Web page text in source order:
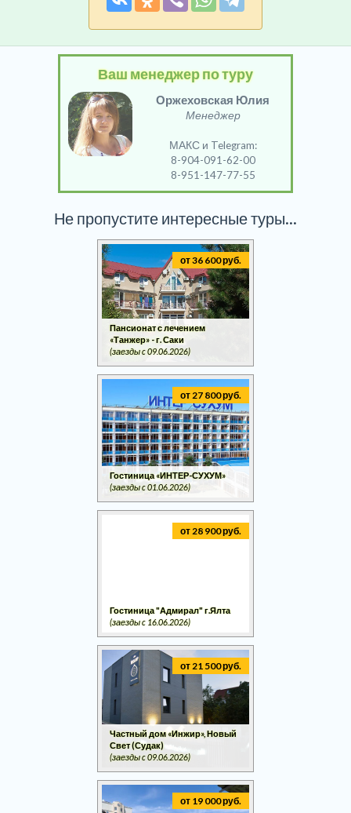
Ваш менеджер по туру
Оржеховская Юлия
Менеджер
МАКС и Telegram:
8-904-091-62-00
8-951-147-77-55
Не пропустите интересные туры...
от 36 600 руб.
Пансионат с лечением
«Танжер» - г. Саки
(заезды c 09.06.2026)
от 27 800 руб.
Гостиница «ИНТЕР-СУХУМ»
(заезды c 01.06.2026)
от 28 900 руб.
Гостиница "Адмирал" г.Ялта
(заезды c 16.06.2026)
от 21 500 руб.
Частный дом «Инжир», Новый
Свет (Судак)
(заезды c 09.06.2026)
от 19 000 руб.